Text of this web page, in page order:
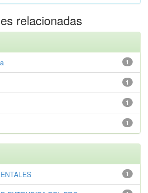
relacionadas
1
1
1
1
1